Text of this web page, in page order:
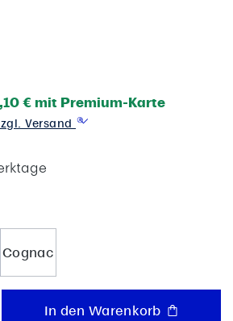
€ mit Premium-Karte
Versand
Cognac
Gib den
In den Warenkorb